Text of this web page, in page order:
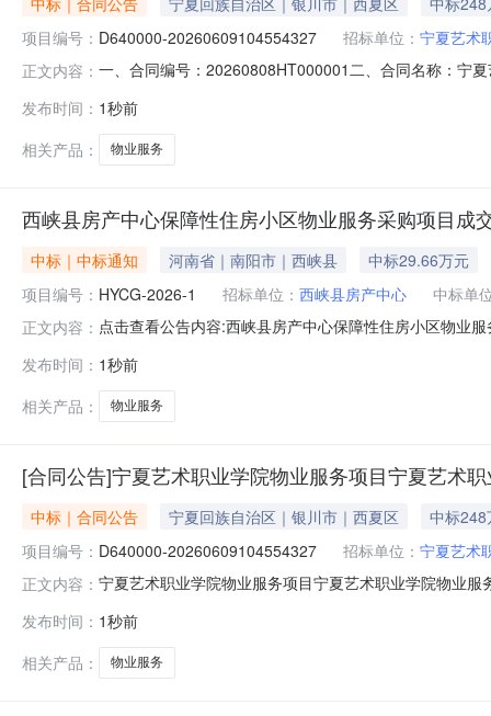
项目编号： D640000-20260609104554327 招标单位： 宁夏艺术
正文内容： 一、合同编号：20260808HT000001二、合同名称：宁
方）：银川众一集团物业服务有限公司地址：银川市兴
发布时间： 1秒前
相关产品：
物业服务
西峡县房产中心保障性住房小区物业服务采购项目成
中标｜中标通知 河南省｜南阳市｜西峡县
中标29.66万元
项目编号： HYCG-2026-1 招标单位： 西峡县房产中心
中标单
正文内容： 点击查看公告内容:西峡县房产中心保障性住房小区物业
发布时间： 1秒前
相关产品：
物业服务
[合同公告]宁夏艺术职业学院物业服务项目宁夏艺术
中标｜合同公告 宁夏回族自治区｜银川市｜西夏区
中标248
项目编号： D640000-20260609104554327 招标单位： 宁夏艺术
正文内容： 宁夏艺术职业学院物业服务项目宁夏艺术职业学院物业
666号宁夏艺术职业学院联系方式：0951-2035162供应
发布时间： 1秒前
相关产品：
物业服务